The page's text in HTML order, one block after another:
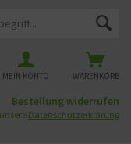
WARENKORB
MEIN KONTO
Bestellung widerrufen
Datenschutzerklärung